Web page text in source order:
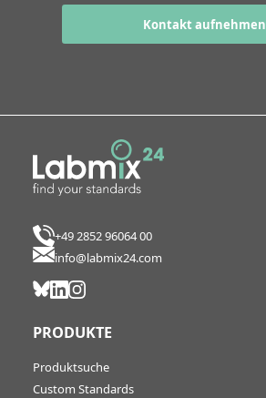
Kontakt aufnehmen
+49 2852 96064 00
info@labmix24.com
PRODUKTE
Produktsuche
Custom Standards